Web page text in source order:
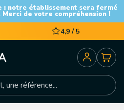
: notre établissement sera fermé
Merci de votre compréhension !
4,9 / 5